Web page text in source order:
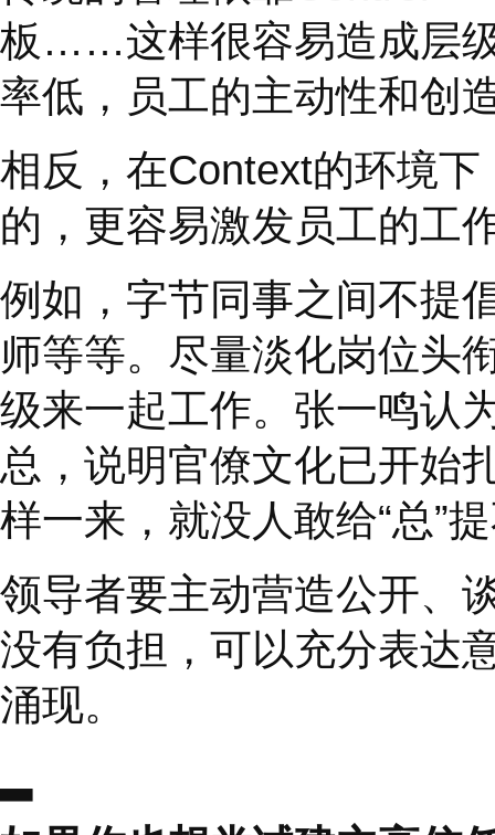
2、营造公开透明氛围
著名社会学家上野千
一个即便努力了也不
想法本身，得益于你
组织也如此，让努力
文化不会自然而然地
来打造。
张一鸣对于字节跳动
节的内部管理特点，
飞企业文化里出现过
传统的管理依靠